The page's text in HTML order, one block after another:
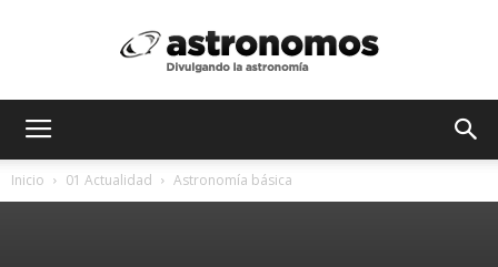
Inicio 01 Actualidad Astronomía básica